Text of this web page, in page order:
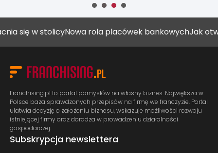
w stolicyNowa rola placówek bankowychJak
Franchising.pl to portal pomysłów na własny biznes. Największa w
Polsce baza sprawdzonych przepisów na firmę we franczyzie. Portal
ułatwia decyzję o założeniu biznesu, wskazuje możliwości rozwoju
istniejącej firmy oraz doradza w prowadzeniu działalności
gospodarczej.
Subskrypcja newslettera